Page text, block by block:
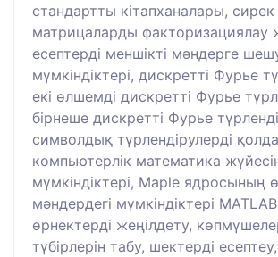
стандартты кітапханалары, сирек
матрицаларды факторизациялау
есептерді меншікті мәндерге
мүмкіндіктері, дискретті Фурье
екі өлшемді дискретті Фурье
бірнеше дискретті Фурье
символдық түрлендірулерді
компьютерлік математика
мүмкіндіктері, Maple ядросының
мәндердегі мүмкіндіктері
өрнектерді жеңілдету,
түбірлерін табу, шектерді